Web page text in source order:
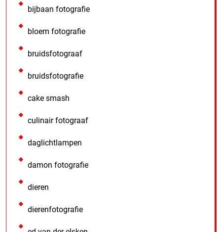
bijbaan fotografie
bloem fotografie
bruidsfotograaf
bruidsfotografie
cake smash
culinair fotograaf
daglichtlampen
damon fotografie
dieren
dierenfotografie